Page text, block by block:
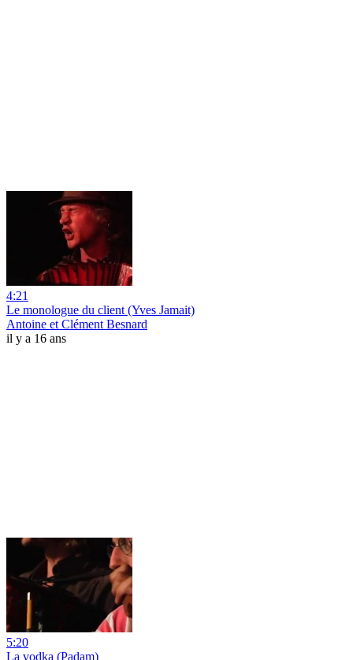
4:21
Le monologue du client (Yves Jamait)
Antoine et Clément Besnard
il y a 16 ans
5:20
La vodka (Padam)